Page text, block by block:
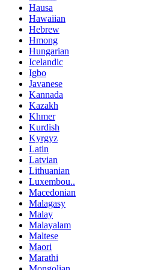
Hausa
Hawaiian
Hebrew
Hmong
Hungarian
Icelandic
Igbo
Javanese
Kannada
Kazakh
Khmer
Kurdish
Kyrgyz
Latin
Latvian
Lithuanian
Luxembou..
Macedonian
Malagasy
Malay
Malayalam
Maltese
Maori
Marathi